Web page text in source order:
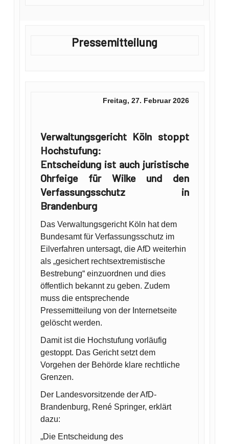
Pressemitteilung
Freitag, 27. Februar 2026
Verwaltungsgericht Köln stoppt
Hochstufung:
Entscheidung ist auch juristische
Ohrfeige für Wilke und den
Verfassungsschutz in
Brandenburg
Das Verwaltungsgericht Köln hat dem
Bundesamt für Verfassungsschutz im
Eilverfahren untersagt, die AfD weiterhin
als „gesichert rechtsextremistische
Bestrebung“ einzuordnen und dies
öffentlich bekannt zu geben. Zudem
muss die entsprechende
Pressemitteilung von der Internetseite
gelöscht werden.
Damit ist die Hochstufung vorläufig
gestoppt. Das Gericht setzt dem
Vorgehen der Behörde klare rechtliche
Grenzen.
Der Landesvorsitzende der AfD-
Brandenburg, René Springer, erklärt
dazu:
„Die Entscheidung des